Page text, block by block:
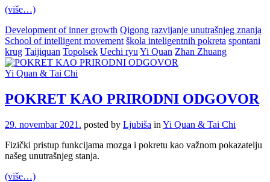
(više…)
Development of inner growth Qigong razvijanje unutrašnjeg znanja
School of intelligent movement škola inteligentnih pokreta spontani
krug Taijiquan Topolsek Uechi ryu Yi Quan Zhan Zhuang
Yi Quan & Tai Chi
POKRET KAO PRIRODNI ODGOVOR
29. novembar 2021. posted by Ljubiša in Yi Quan & Tai Chi
Fizički pristup funkcijama mozga i pokretu kao važnom pokazatelju
našeg unutrašnjeg stanja.
(više…)